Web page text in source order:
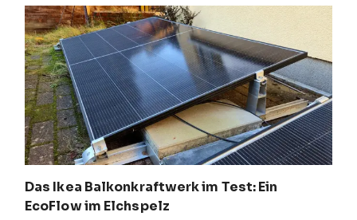
Das Ikea Balkonkraftwerk im Test: Ein
EcoFlow im Elchspelz